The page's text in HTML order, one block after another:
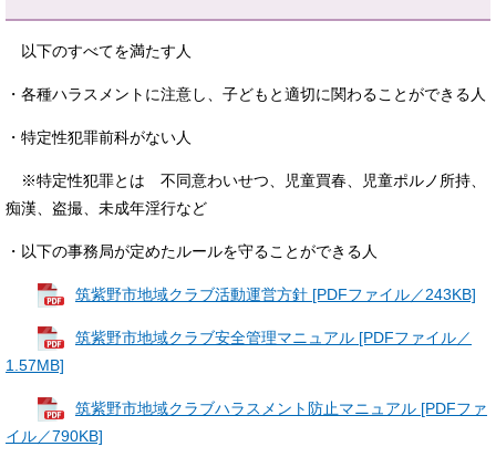
以下のすべてを満たす人
・各種ハラスメントに注意し、子どもと適切に関わることができる人
・特定性犯罪前科がない人
※特定性犯罪とは 不同意わいせつ、児童買春、児童ポルノ所持、
痴漢、盗撮、未成年淫行など
・以下の事務局が定めたルールを守ることができる人
筑紫野市地域クラブ活動運営方針 [PDFファイル／243KB]
筑紫野市地域クラブ安全管理マニュアル [PDFファイル／
1.57MB]
筑紫野市地域クラブハラスメント防止マニュアル [PDFファ
イル／790KB]